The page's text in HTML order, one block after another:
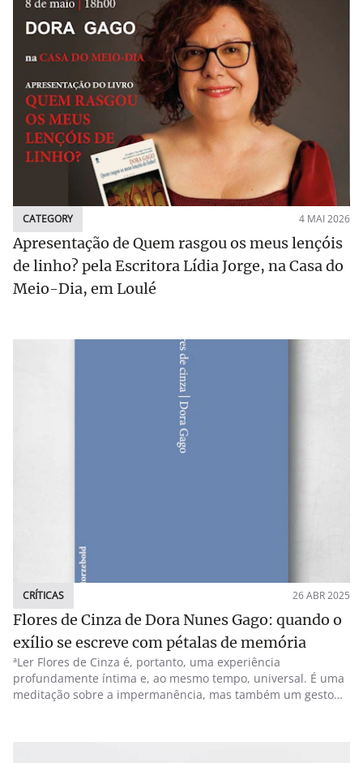
CATEGORY 4 MAI 2026
Apresentação de Quem rasgou os meus lençóis
de linho? pela Escritora Lídia Jorge, na Casa do
Meio-Dia, em Loulé
CRÍTICAS 26 ABR 2025
Flores de Cinza de Dora Nunes Gago: quando o
exílio se escreve com pétalas de memória
ªLer Flores de Cinza é, portanto, uma experiência
profundamente íntima e, ao mesmo tempo, universal. É uma
meditação sobre a impermanência, mas também um gesto